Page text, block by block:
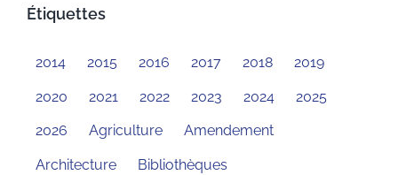
Étiquettes
2014 2015 2016 2017 2018 2019
2020 2021 2022 2023 2024 2025
2026 Agriculture Amendement
Architecture Bibliothèques